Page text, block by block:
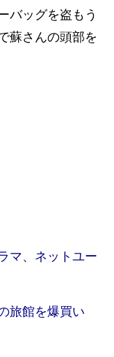
バッグを盗もう
蘇さんの頭部を
マ、ネットユー
旅館を爆買い